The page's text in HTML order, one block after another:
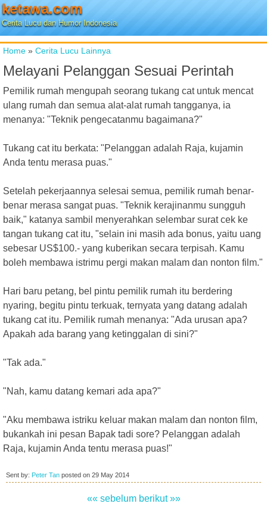
ketawa.com
Cerita Lucu dan Humor Indonesia
Home » Cerita Lucu Lainnya
Melayani Pelanggan Sesuai Perintah
Pemilik rumah mengupah seorang tukang cat untuk mencat
ulang rumah dan semua alat-alat rumah tangganya, ia
menanya: "Teknik pengecatanmu bagaimana?"
Tukang cat itu berkata: "Pelanggan adalah Raja, kujamin
Anda tentu merasa puas."
Setelah pekerjaannya selesai semua, pemilik rumah benar-
benar merasa sangat puas. "Teknik kerajinanmu sungguh
baik," katanya sambil menyerahkan selembar surat cek ke
tangan tukang cat itu, "selain ini masih ada bonus, yaitu uang
sebesar US$100.- yang kuberikan secara terpisah. Kamu
boleh membawa istrimu pergi makan malam dan nonton film."
Hari baru petang, bel pintu pemilik rumah itu berdering
nyaring, begitu pintu terkuak, ternyata yang datang adalah
tukang cat itu. Pemilik rumah menanya: "Ada urusan apa?
Apakah ada barang yang ketinggalan di sini?"
"Tak ada."
"Nah, kamu datang kemari ada apa?"
"Aku membawa istriku keluar makan malam dan nonton film,
bukankah ini pesan Bapak tadi sore? Pelanggan adalah
Raja, kujamin Anda tentu merasa puas!"
Sent by: Peter Tan posted on 29 May 2014
«« sebelum berikut »»